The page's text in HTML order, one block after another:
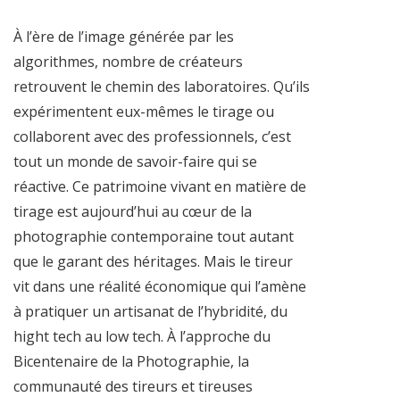
À l’ère de l’image générée par les
algorithmes, nombre de créateurs
retrouvent le chemin des laboratoires. Qu’ils
expérimentent eux-mêmes le tirage ou
collaborent avec des professionnels, c’est
tout un monde de savoir-faire qui se
réactive. Ce patrimoine vivant en matière de
tirage est aujourd’hui au cœur de la
photographie contemporaine tout autant
que le garant des héritages. Mais le tireur
vit dans une réalité économique qui l’amène
à pratiquer un artisanat de l’hybridité, du
hight tech au low tech. À l’approche du
Bicentenaire de la Photographie, la
communauté des tireurs et tireuses